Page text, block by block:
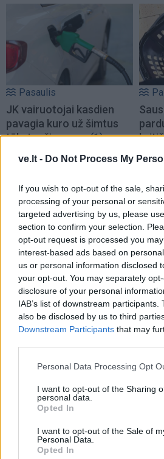
ve.lt - Do Not Process My
If you wish to opt-out of the sale,
processing of your personal or
targeted advertising by us, please
section to confirm your selection.
opt-out request is processed you
interest-based ads based on
us or personal information disclosed
your opt-out. You may separately
disclosure of your personal
IAB’s list of downstream
also be disclosed by us to third
Downstream Participants that may
Personal Data Processing Opt
I want to opt-out of the Sharing
personal data.
Opted In
I want to opt-out of the Sale of
Personal Data.
Opted In
Pasaulis
JK vairuotojai kasdien
pavagia kuro už šimtus
tūkstančių svarų(1)
kils
Pasaulis
Zelenskio vizitas
Serbijoje – pirmasis nuo
karo pradžios: Belgrade
laukia keblūs pokalbiai
Skaudus smūgis Rusijos
energetikos pajamoms: